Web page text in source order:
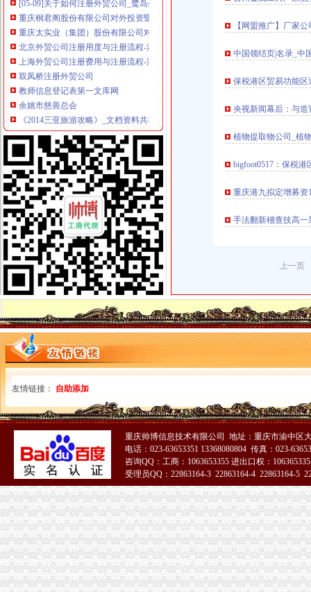
重庆桐君阁股份有限公司对外投资暨关联交易公告_网易新闻
重庆太实业（集团）股份有限公司对外投资暨关联交易公告-财经频
北京外贸公司注册用度与注册流程-湘阴新闻网
上海外贸公司注册费用与注册流程-法律快车公司法
双凤桥注册外贸公司
教师信息登记表第一文库网
余姚市慈善总会
《2014三亚旅游攻略》_文档资料共享网
Vichy旅行日记
荣昌外贸专员/助理招聘网_重庆市荣昌县外贸专员/助理人才网_荣昌找
两路注册外贸公司
做外贸注册英国公司和香港公司的区别【今日推荐网】
抚顺植筋胶供应商_抚顺植筋胶厂家_北京博瑞双杰新技术有限公司-
南通港五金进口报关代理公司_物流栏目_机电之家网
【南京信达财务（图）,秦淮注册公司,公司注册】价格_厂家_图片-
蕲春县对外经济贸易公司大同外贸站_【信用信息_诉讼信息_财务信息_
龙溪注册外贸公司
东莞代办营业执照公司大朗代办|变更股权|注册有限公司|变更地图片_
广州隔音、吸声材料厂家|广州隔音、吸声材料公司页-零距离商务网
绵家具厂家哪家的质量比较有保障？_家居产品问答-一起装修问答
浙江龙溪旅游开发有限公司
上海证券交易所上市公司主要信息（12月14日）--北方网-时代财经
空港新城注册外贸公司
宝市陇县商务预报
宜家中国大分店9月开建巴南要建地海洋世界-重庆频道-经典
北京乔木公司_乔木厂_生产厂家企业公司
光烟灰缸玻璃公司_光烟灰缸玻璃厂家_公司页-阿里巴巴
新牌坊注册外贸公司
南宁西乡塘新艺术地坪公司|南宁西乡塘新艺术地坪效果图-南宁西
济南市信息公开-济南市人民办公厅关于印发2016年《工
浙江宋桥镇_百度百科
重庆经济技术开发区-搜百科
【外贸企业】东莞外贸企业名录
加洲注册外贸公司
恒力城二手房房源信息,2室2厅,86.0平方米,南北朝向,售价仅340.
www.yjrc.net江本地大型求职招聘平台面向江东春西企业
台山防化靴公司-台山防化靴厂家-|必途台山防化靴公司排行榜
深圳市伏荣科技开发有限公司招聘外贸业务员（应届生）_深圳校园招聘
IBS珠海夏令营价目一览表-iBS外语学院
花卉园注册外贸公司
【网盟推广】厂家
中国领结页|名录_中
保税港区贸易功能
央视新闻幕后：与造
植物提取物公司_植
bigfoot0517：保税
重庆港九拟定增募资
手法翻新稽查技高一
上一页
友情链接： 自助添加
重庆帅博信息技术有限公司 地址：重庆市渝中区
电话：023-63653351 13368080804 传真：023-
咨询QQ：工商：1063653355 进出口权：
受理员QQ：22863164-3 22863164-4 22863164-5
51La